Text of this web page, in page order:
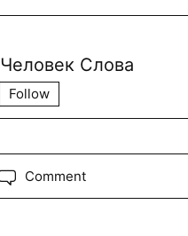
Человек Слова
Follow
Comment